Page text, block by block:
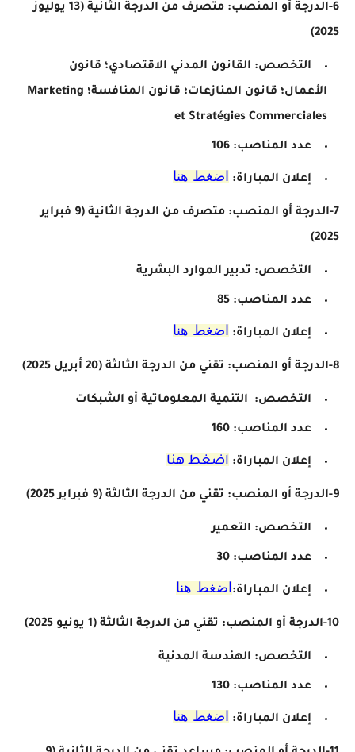
6-الدرجة أو المنصب: متصرف من الدرجة الثانية
(13 يوليوز
2025)
التخصص: القانون المدني الاقتصادي؛ قانون
الأعمال؛ قانون المنازعات؛ قانون المنافسة؛ Marketing
et Stratégies Commerciales
عدد المناصب: 106
إعلان المباراة: اضغط هنا
7-الدرجة أو المنصب: متصرف من الدرجة الثانية
(9 فبراير
2025)
التخصص: تدبير الموارد البشرية
عدد المناصب: 85
إعلان المباراة: اضغط هنا
8-الدرجة أو المنصب: تقني من الدرجة الثالثة (20 أبريل 2025)
التخصص: التنمية المعلوماتية أو الشبكات
عدد المناصب: 160
إعلان المباراة: اضغط هنا
9-الدرجة أو المنصب: تقني من الدرجة الثالثة (9 فبراير 2025)
التخصص: التعمير
عدد المناصب: 30
إعلان المباراة:اضغط هنا
10-الدرجة أو المنصب: تقني من الدرجة الثالثة (1 يونيو 2025)
التخصص: الهندسة المدنية
عدد المناصب: 130
إعلان المباراة: اضغط هنا